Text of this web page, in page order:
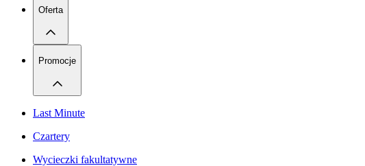
Oferta
Promocje
Last Minute
Czartery
Wycieczki fakultatywne